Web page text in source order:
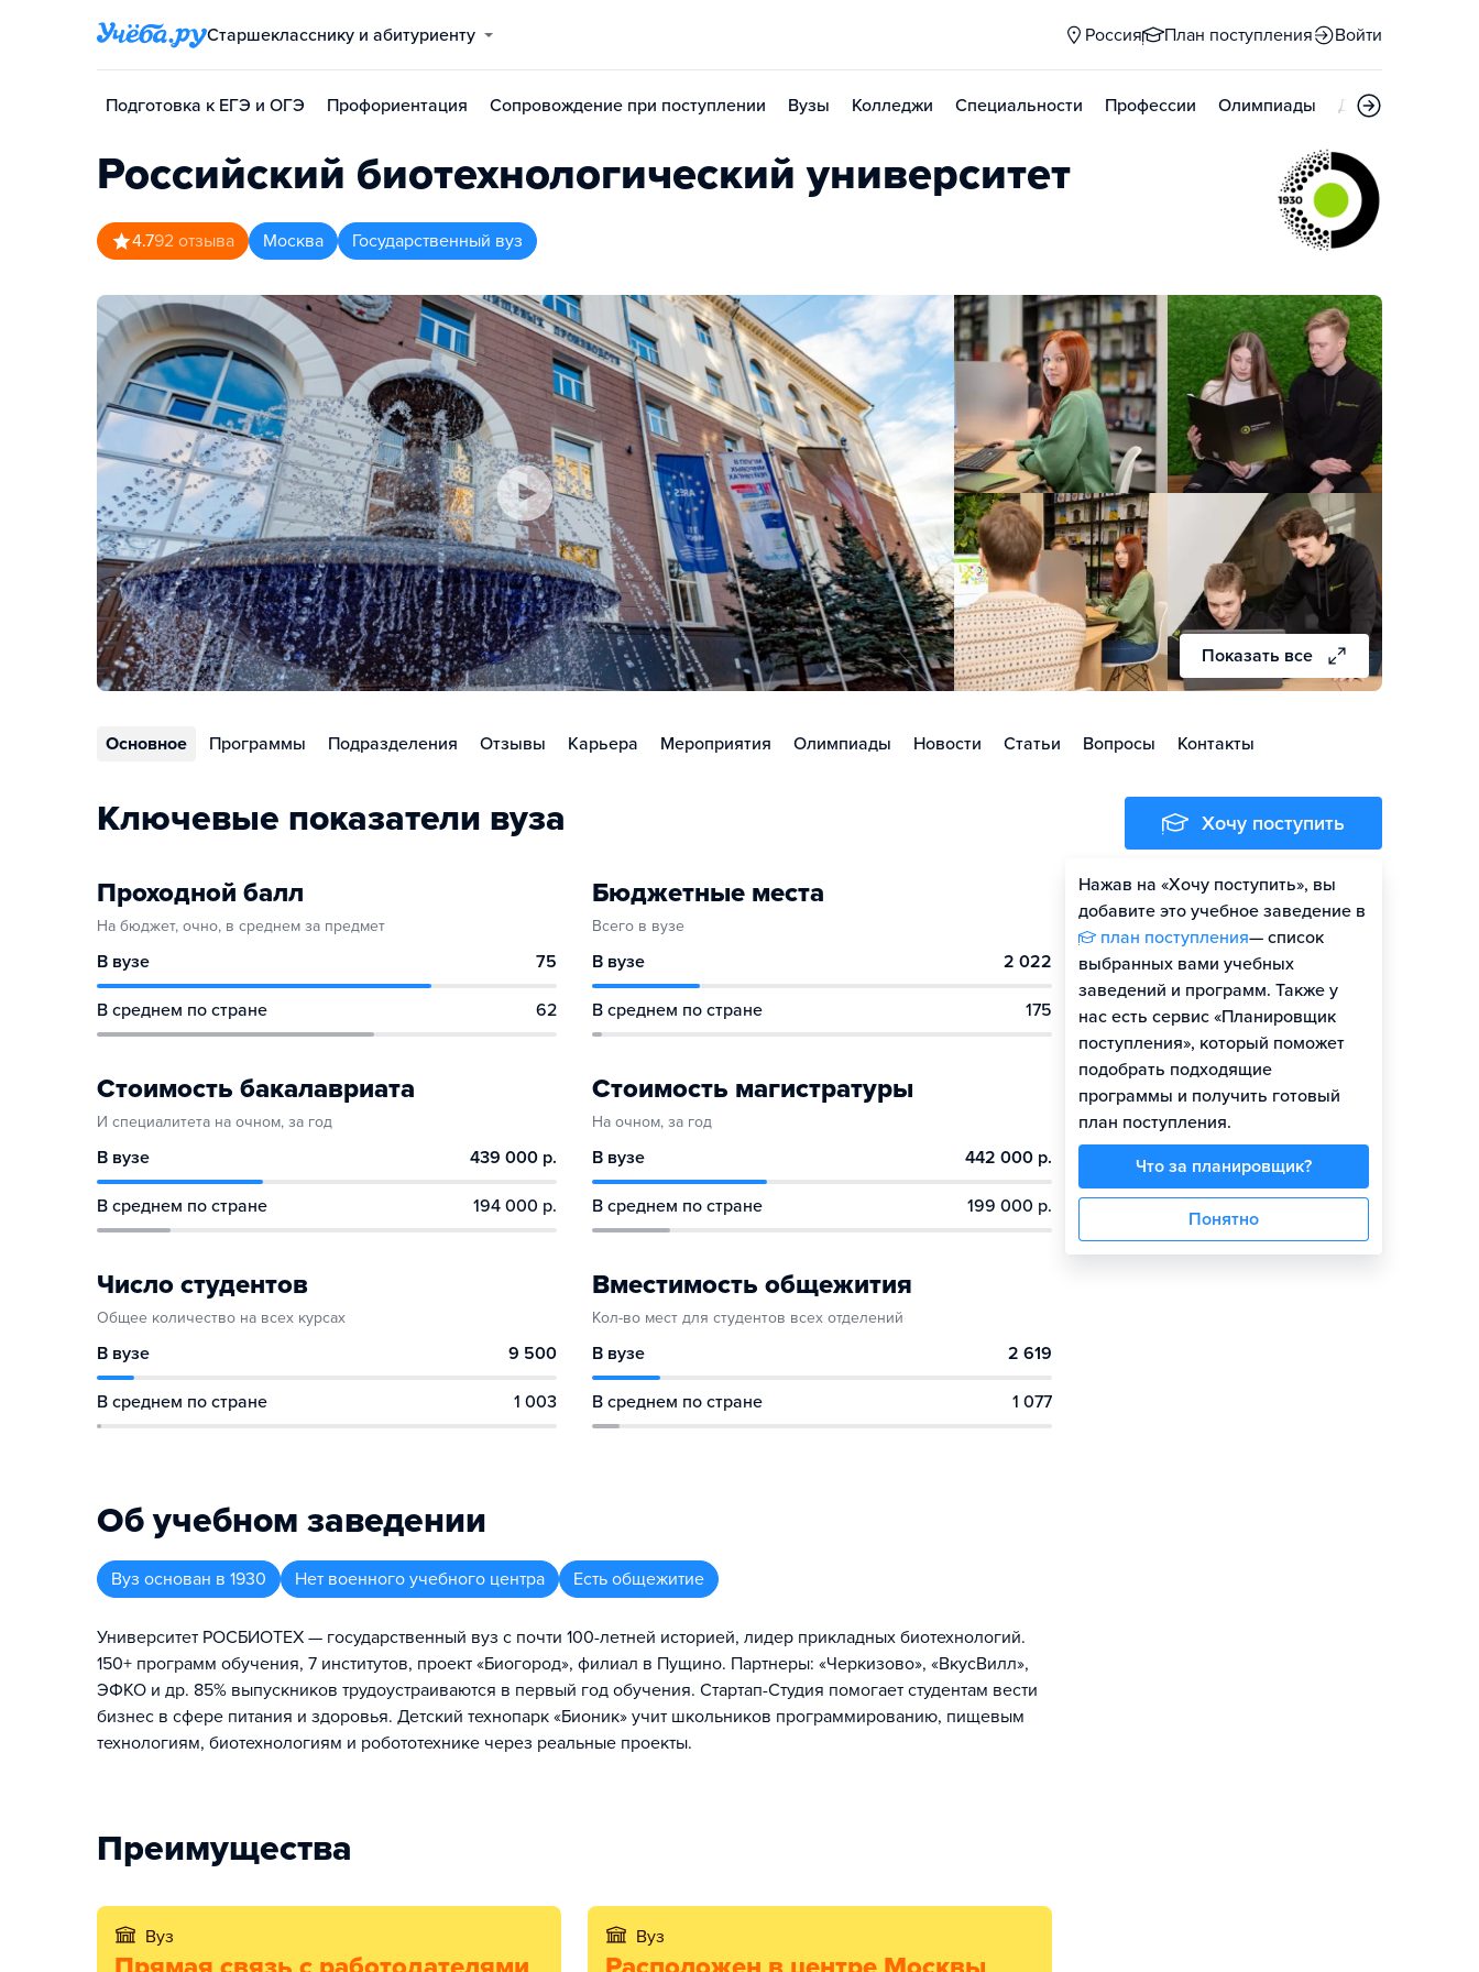
Старшекласснику и абитуриенту Россия План поступления Войти
Подготовка к ЕГЭ и ОГЭ Профориентация Сопровождение при поступлении Вузы Колледжи Специальности Профессии Олимпиады Дни открытых
Российский биотехнологический университет
4.792 отзыва Москва Государственный вуз
Показать все
Основное Программы Подразделения Отзывы Карьера Мероприятия Олимпиады Новости Статьи Вопросы Контакты
Ключевые показатели вуза
Проходной балл
На бюджет, очно, в среднем за предмет
В вузе 75
В среднем по стране 62
Бюджетные места
Всего в вузе
В вузе 2 022
В среднем по стране 175
Стоимость бакалавриата
И специалитета на очном, за год
В вузе 439 000 р.
В среднем по стране 194 000 р.
Стоимость магистратуры
На очном, за год
В вузе 442 000 р.
В среднем по стране 199 000 р.
Число студентов
Общее количество на всех курсах
В вузе 9 500
В среднем по стране 1 003
Вместимость общежития
Кол-во мест для студентов всех отделений
В вузе 2 619
В среднем по стране 1 077
Об учебном заведении
Вуз основан в 1930 Нет военного учебного центра Есть общежитие
Университет РОСБИОТЕХ — государственный вуз с почти 100-летней историей, лидер прикладных биотехнологий.
150+ программ обучения, 7 институтов, проект «Биогород», филиал в Пущино. Партнеры: «Черкизово», «ВкусВилл»,
ЭФКО и др. 85% выпускников трудоустраиваются в первый год обучения. Стартап-Студия помогает студентам вести
бизнес в сфере питания и здоровья. Детский технопарк «Бионик» учит школьников программированию, пищевым
технологиям, биотехнологиям и робототехнике через реальные проекты.
Преимущества
Вуз Вуз
Хочу поступить
Нажав на «Хочу поступить», вы
добавите это учебное заведение в
план поступления— список
выбранных вами учебных
заведений и программ. Также у
нас есть сервис «Планировщик
поступления», который поможет
подобрать подходящие
программы и получить готовый
план поступления.
Что за планировщик?
Понятно
Оценить шансы